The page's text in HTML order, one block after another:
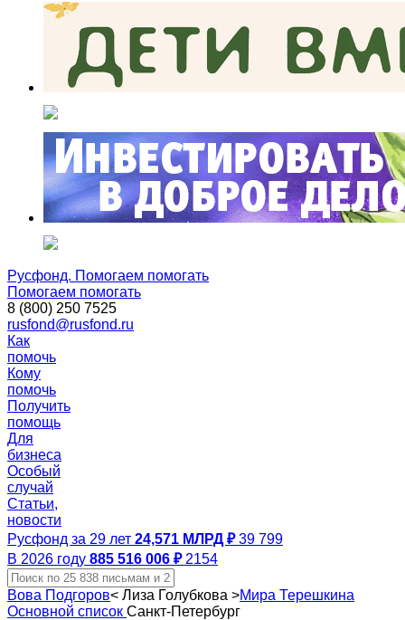
Русфонд. Помогаем помогать
Помогаем помогать
8 (800) 250 7525
rusfond@rusfond.ru
Как
помочь
Кому
помочь
Получить
помощь
Для
бизнеса
Особый
случай
Статьи,
новости
Русфонд за 29 лет 24,571 МЛРД ₽ 39 799
В 2026 году 885 516 006 ₽ 2154
Вова Подгоров< Лиза Голубкова >Мира Терешкина
Основной список Санкт-Петербург